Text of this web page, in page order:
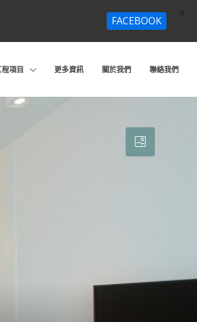
項目 更多資訊 關於我們 聯絡我們
FACEBOOK
X